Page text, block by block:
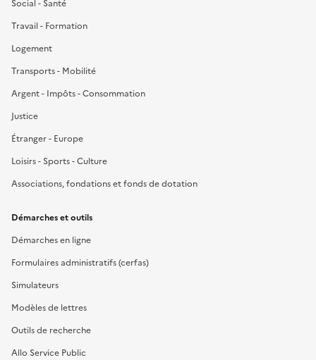
Social - Santé
Travail - Formation
Logement
Transports - Mobilité
Argent - Impôts - Consommation
Justice
Étranger - Europe
Loisirs - Sports - Culture
Associations, fondations et fonds de dotation
Démarches et outils
Démarches en ligne
Formulaires administratifs (cerfas)
Simulateurs
Modèles de lettres
Outils de recherche
Allo Service Public